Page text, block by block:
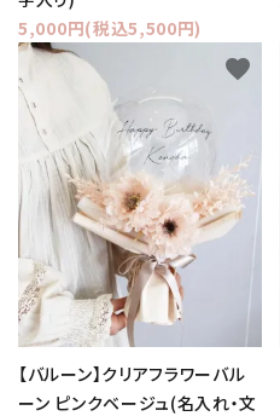
5,000円(税込5,500円)
【バルーン】クリアフラワーバル
ーン ピンクベージュ(名入れ・文
favorite